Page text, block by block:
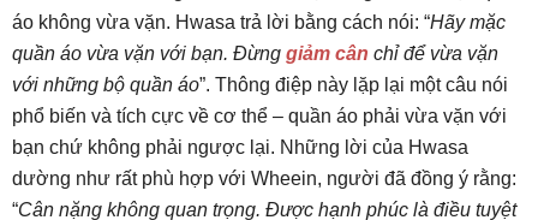
áo không vừa vặn. Hwasa trả lời bằng cách nói: “Hãy mặc
quần áo vừa vặn với bạn. Đừng giảm cân chỉ để vừa vặn
với những bộ quần áo”. Thông điệp này lặp lại một câu nói
phổ biến và tích cực về cơ thể – quần áo phải vừa vặn với
bạn chứ không phải ngược lại. Những lời của Hwasa
dường như rất phù hợp với Wheein, người đã đồng ý rằng:
“Cân nặng không quan trọng. Được hạnh phúc là điều tuyệt